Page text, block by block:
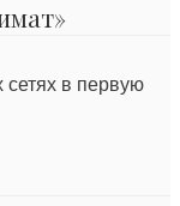
сетях в первую